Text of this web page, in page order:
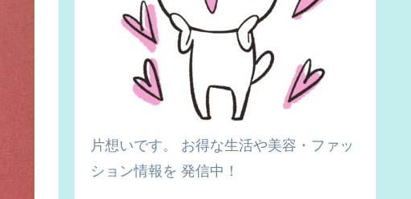
片想いです。 お得な生活や美容・ファッ
ション情報を 発信中！